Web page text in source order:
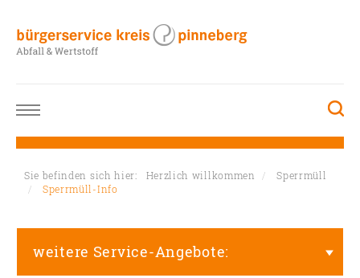
Sie befinden sich hier: Herzlich willkommen
Sperrmüll
Sperrmüll-Info
weitere Service-Angebote: